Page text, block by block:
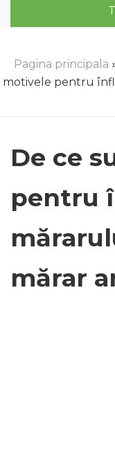
Pagina principala
motivele pentru
De ce
pentru
mărar